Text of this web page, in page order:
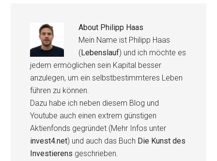
About Philipp Haas
Mein Name ist Philipp Haas
(Lebenslauf) und ich möchte es
jedem ermöglichen sein Kapital besser
anzulegen, um ein selbstbestimmteres Leben
führen zu können.
Dazu habe ich neben diesem Blog und
Youtube auch einen extrem günstigen
Aktienfonds gegründet (Mehr Infos unter
invest4.net) und auch das Buch Die Kunst des
Investierens geschrieben.